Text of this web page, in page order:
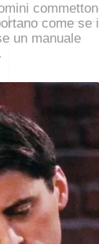
come se
un manuale